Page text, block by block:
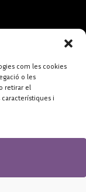
com les cookies
o les
retirar el
i